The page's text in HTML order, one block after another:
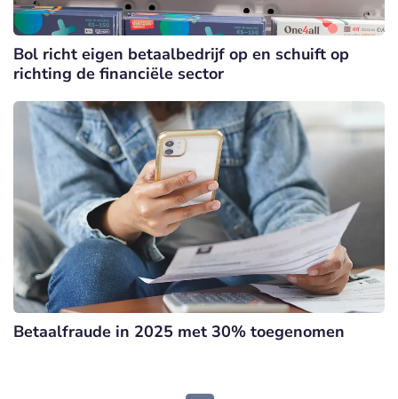
Bol richt eigen betaalbedrijf op en schuift op
richting de financiële sector
Betaalfraude in 2025 met 30% toegenomen